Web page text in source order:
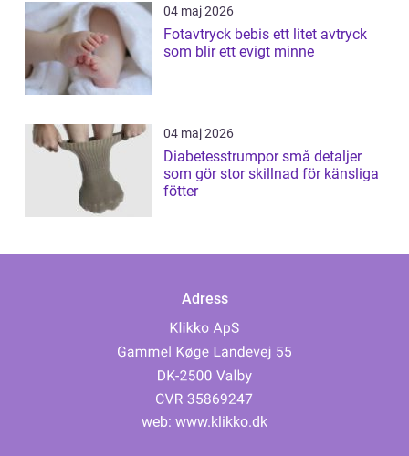
04 maj 2026
Fotavtryck bebis ett litet avtryck
som blir ett evigt minne
04 maj 2026
Diabetesstrumpor små detaljer
som gör stor skillnad för känsliga
fötter
Adress
web: www.klikko.dk